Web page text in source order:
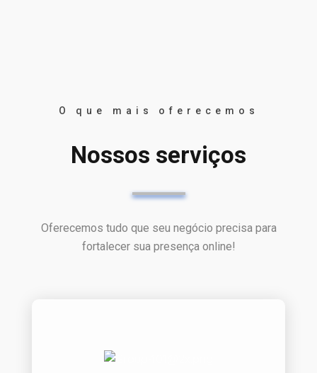
O que mais oferecemos
Nossos serviços
Oferecemos tudo que seu negócio precisa para
fortalecer sua presença online!